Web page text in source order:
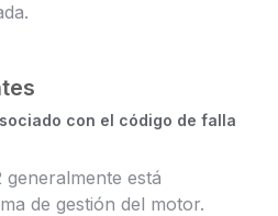
con el código de falla
generalmente está
de gestión del motor.